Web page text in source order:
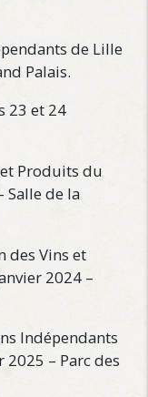
de Lille
Palais.
23 et 24
Produits du
Salle de la
des Vins et
2024 –
Indépendants
– Parc des